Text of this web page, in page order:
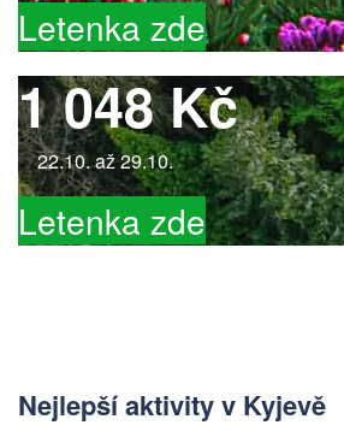
Letenka zde
1 048 Kč
22.10. až 29.10.
Letenka zde
Nejlepší aktivity v Kyjevě